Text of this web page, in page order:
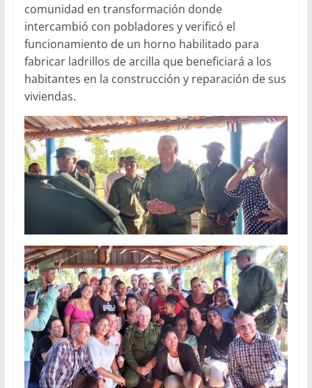
comunidad en transformación donde
intercambió con pobladores y verificó el
funcionamiento de un horno habilitado para
fabricar ladrillos de arcilla que beneficiará a los
habitantes en la construcción y reparación de sus
viviendas.